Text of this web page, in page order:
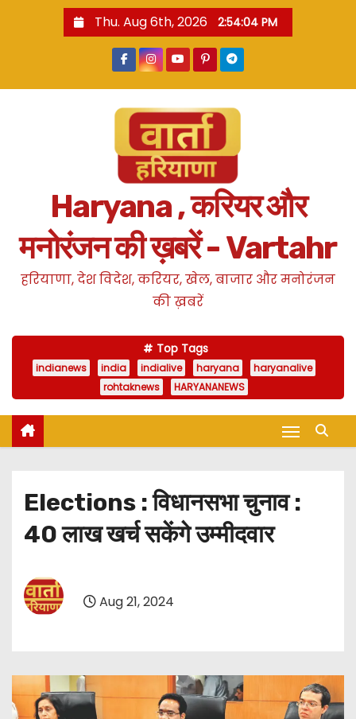
Thu. Aug 6th, 2026 2:54:04 PM
Haryana , करियर और
मनोरंजन की ख़बरें - Vartahr
हरियाणा, देश विदेश, करियर, खेल, बाजार और मनोरंजन
की ख़बरें
Top Tags
indianews india indialive haryana
haryanalive
rohtaknews
HARYANANEWS
Elections : विधानसभा चुनाव :
40 लाख खर्च सकेंगे उम्मीदवार
Aug 21, 2024